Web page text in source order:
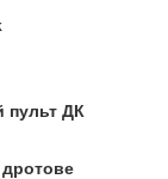
пульт ДК